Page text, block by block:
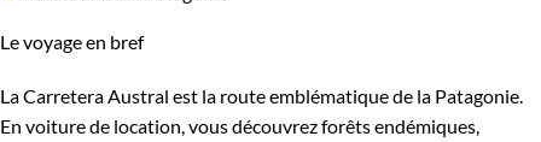
Le voyage en bref
La Carretera Austral est la route emblématique de la Patagonie.
En voiture de location, vous découvrez forêts endémiques,